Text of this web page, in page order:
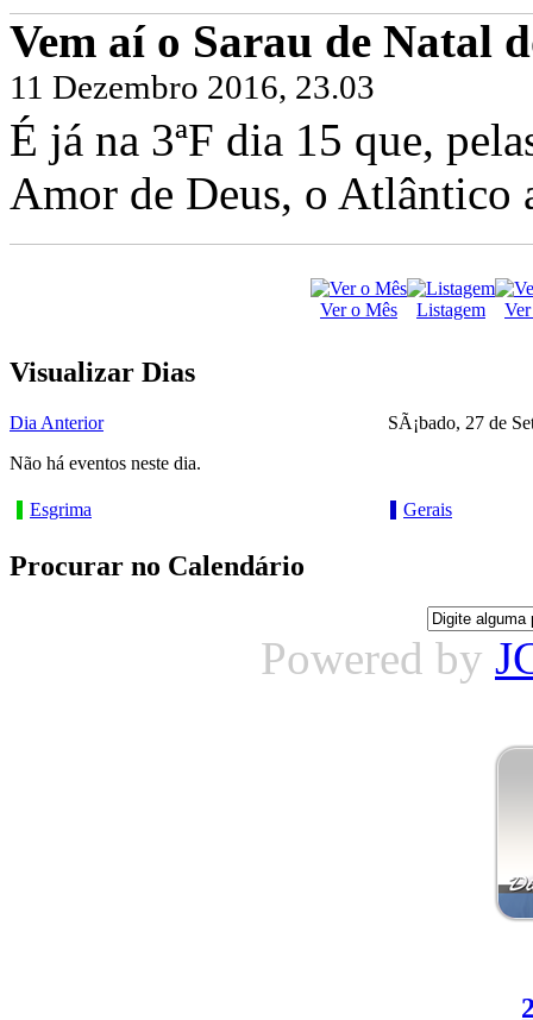
Vem aí o Sarau de Natal
11 Dezembro 2016, 23.03
É já na 3ªF dia 15 que,
Amor de Deus, o Atlântico
Ver o Mês Listagem
Visualizar Dias
Dia Anterior
SÃ¡bado, 27 de
Não há eventos neste dia.
Esgrima Gerais
Procurar no Calendário
Powered by